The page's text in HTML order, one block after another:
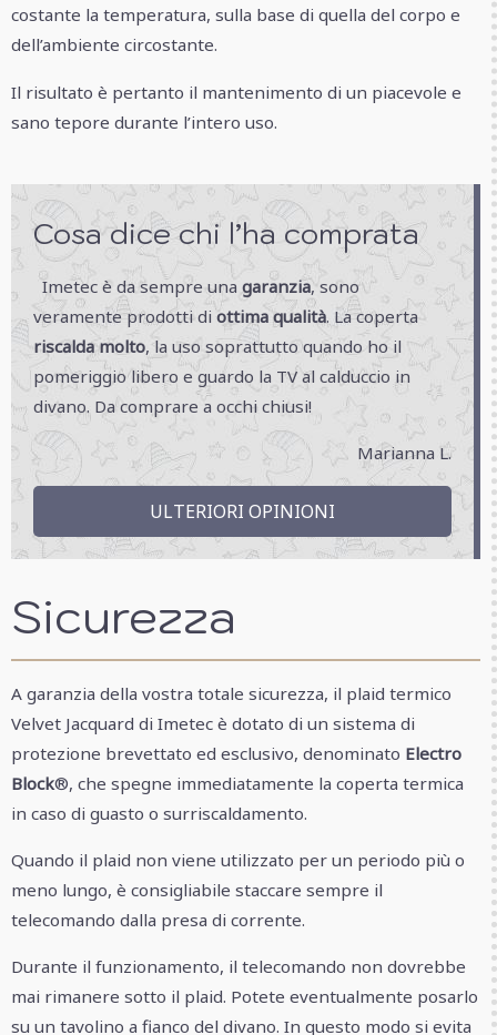
costante la temperatura, sulla base di quella del corpo e
dell’ambiente circostante.
Il risultato è pertanto il mantenimento di un piacevole e
sano tepore durante l’intero uso.
Cosa dice chi l’ha comprata
Imetec è da sempre una garanzia, sono
veramente prodotti diottima qualità. La coperta
riscalda molto, la uso soprattutto quando ho il
pomeriggio libero e guardo la TV al calduccio in
divano. Da comprare a occhi chiusi!
Marianna L.
ULTERIORI OPINIONI
Sicurezza
A garanzia della vostra totale sicurezza, il plaid termico
Velvet Jacquard di Imetec è dotato di un sistema di
protezione brevettato ed esclusivo, denominato Electro
Block®, che spegne immediatamente la coperta termica
in caso di guasto o surriscaldamento.
Quando il plaid non viene utilizzato per un periodo più o
meno lungo, è consigliabile staccare sempre il
telecomando dalla presa di corrente.
Durante il funzionamento, il telecomando non dovrebbe
mai rimanere sotto il plaid. Potete eventualmente posarlo
su un tavolino a fianco del divano. In questo modo si evita